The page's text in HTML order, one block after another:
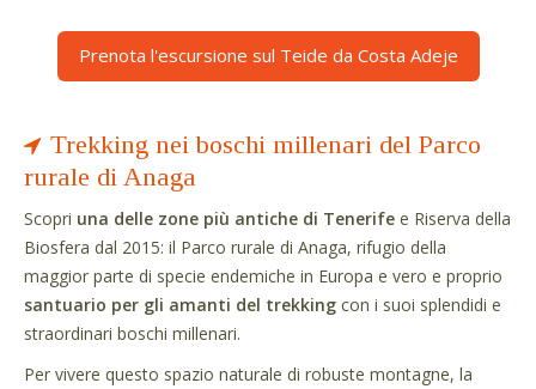
Prenota l'escursione sul Teide da Costa Adeje
Trekking nei boschi millenari del Parco
rurale di Anaga
Scopri una delle zone più antiche di Tenerife e Riserva della
Biosfera dal 2015: il Parco rurale di Anaga, rifugio della
maggior parte di specie endemiche in Europa e vero e proprio
santuario per gli amanti del trekking con i suoi splendidi e
straordinari boschi millenari.
Per vivere questo spazio naturale di robuste montagne, la